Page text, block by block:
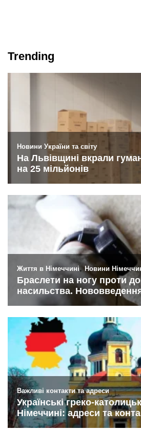
Trending